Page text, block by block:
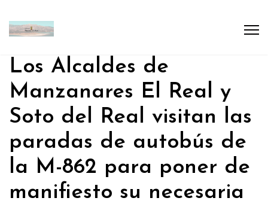
Los Alcaldes de
Manzanares El Real y
Soto del Real visitan las
paradas de autobús de
la M-862 para poner de
manifiesto su necesaria